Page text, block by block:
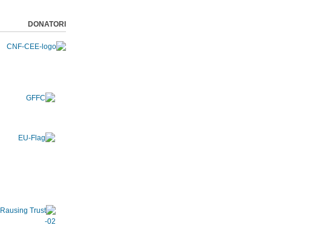
DONATORI